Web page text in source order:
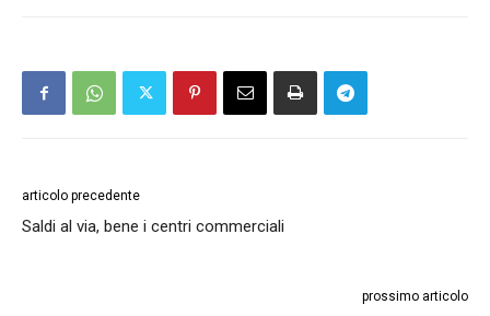
articolo precedente
Saldi al via, bene i centri commerciali
prossimo articolo